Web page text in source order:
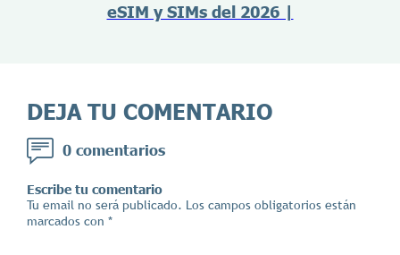
eSIM y SIMs del 2026 |
DEJA TU COMENTARIO
0 comentarios
Escribe tu comentario
Tu email no será publicado. Los campos obligatorios están
marcados con *